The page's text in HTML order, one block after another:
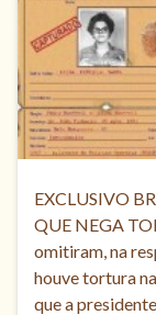
EXCLUSIVO
QUE NEGA
omitiram, na
houve tortura
que a